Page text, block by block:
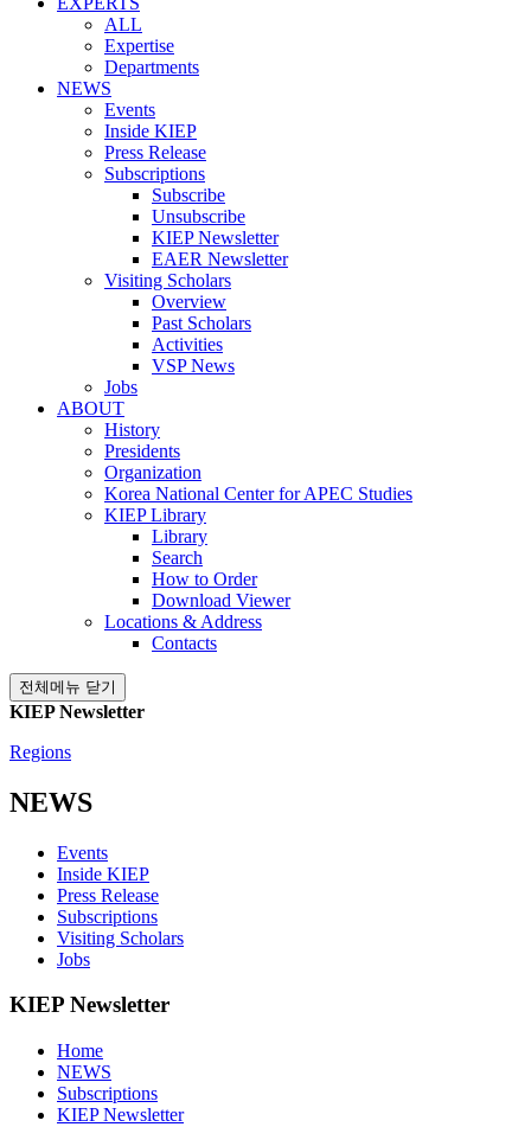
ALL
Expertise
Departments
NEWS
Events
Inside KIEP
Press Release
Subscriptions
Subscribe
Unsubscribe
KIEP Newsletter
EAER Newsletter
Visiting Scholars
Overview
Past Scholars
Activities
VSP News
Jobs
ABOUT
History
Presidents
Organization
Korea National Center for APEC Studies
KIEP Library
Library
Search
How to Order
Download Viewer
Locations & Address
Contacts
전체메뉴 닫기
KIEP Newsletter
Regions
NEWS
Events
Inside KIEP
Press Release
Subscriptions
Visiting Scholars
Jobs
KIEP Newsletter
Home
NEWS
Subscriptions
KIEP Newsletter